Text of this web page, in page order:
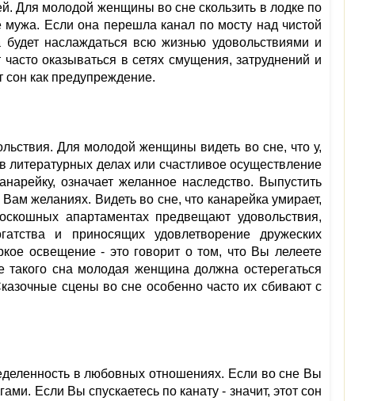
Для молодой женщины во сне скользить в лодке по
Если она перешла канал по мосту над чистой
наслаждаться всю жизнью удовольствиями и
оказываться в сетях смущения, затруднений и
сон как предупреждение.
Для молодой женщины видеть во сне, что у,
литературных делах или счастливое осуществление
означает желанное наследство. Выпустить
желаниях. Видеть во сне, что канарейка умирает,
апартаментах предвещают удовольствия,
и приносящих удовлетворение дружеских
освещение - это говорит о том, что Вы лелеете
сна молодая женщина должна остерегаться
сцены во сне особенно часто их сбивают с
в любовных отношениях. Если во сне Вы
Если Вы спускаетесь по канату - значит, этот сон